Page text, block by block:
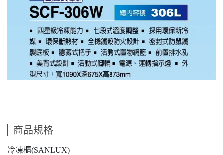
商品規格
冷凍櫃(SANLUX)